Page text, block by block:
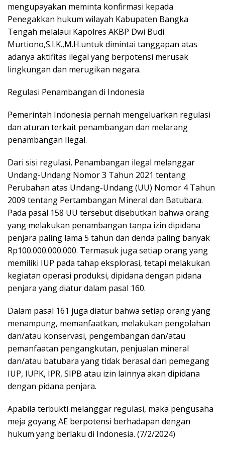
mengupayakan meminta konfirmasi kepada
Penegakkan hukum wilayah Kabupaten Bangka
Tengah melalaui Kapolres AKBP Dwi Budi
Murtiono,S.I.K.,M.H.untuk dimintai tanggapan atas
adanya aktifitas ilegal yang berpotensi merusak
lingkungan dan merugikan negara.
Regulasi Penambangan di Indonesia
Pemerintah Indonesia pernah mengeluarkan regulasi
dan aturan terkait penambangan dan melarang
penambangan Ilegal.
Dari sisi regulasi, Penambangan ilegal melanggar
Undang-Undang Nomor 3 Tahun 2021 tentang
Perubahan atas Undang-Undang (UU) Nomor 4 Tahun
2009 tentang Pertambangan Mineral dan Batubara.
Pada pasal 158 UU tersebut disebutkan bahwa orang
yang melakukan penambangan tanpa izin dipidana
penjara paling lama 5 tahun dan denda paling banyak
Rp100.000.000.000. Termasuk juga setiap orang yang
memiliki IUP pada tahap eksplorasi, tetapi melakukan
kegiatan operasi produksi, dipidana dengan pidana
penjara yang diatur dalam pasal 160.
Dalam pasal 161 juga diatur bahwa setiap orang yang
menampung, memanfaatkan, melakukan pengolahan
dan/atau konservasi, pengembangan dan/atau
pemanfaatan pengangkutan, penjualan mineral
dan/atau batubara yang tidak berasal dari pemegang
IUP, IUPK, IPR, SIPB atau izin lainnya akan dipidana
dengan pidana penjara.
Apabila terbukti melanggar regulasi, maka pengusaha
meja goyang AE berpotensi berhadapan dengan
hukum yang berlaku di Indonesia. (7/2/2024)